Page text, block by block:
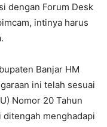
dengan Forum Desk
intinya harus
Banjar HM
ini telah sesuai
Nomor 20 Tahun
menghadapi